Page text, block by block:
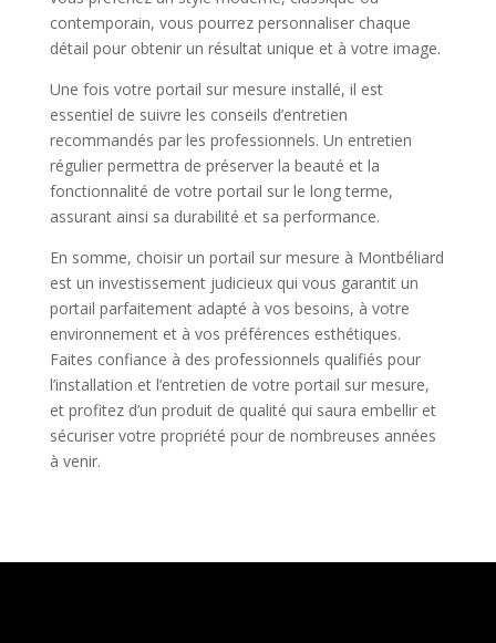
contemporain, vous pourrez personnaliser chaque
détail pour obtenir un résultat unique et à votre image.
Une fois votre portail sur mesure installé, il est
essentiel de suivre les conseils d’entretien
recommandés par les professionnels. Un entretien
régulier permettra de préserver la beauté et la
fonctionnalité de votre portail sur le long terme,
assurant ainsi sa durabilité et sa performance.
En somme, choisir un portail sur mesure à Montbéliard
est un investissement judicieux qui vous garantit un
portail parfaitement adapté à vos besoins, à votre
environnement et à vos préférences esthétiques.
Faites confiance à des professionnels qualifiés pour
l’installation et l’entretien de votre portail sur mesure,
et profitez d’un produit de qualité qui saura embellir et
sécuriser votre propriété pour de nombreuses années
à venir.